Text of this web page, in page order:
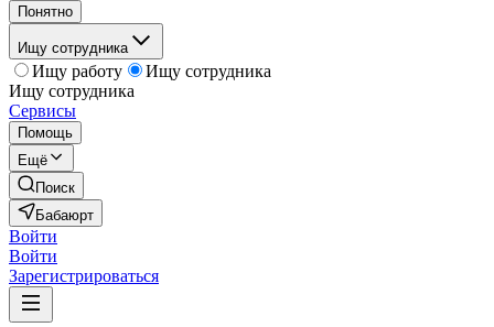
Понятно
Ищу сотрудника
Ищу работу
Ищу сотрудника
Ищу сотрудника
Сервисы
Помощь
Ещё
Поиск
Бабаюрт
Войти
Войти
Зарегистрироваться